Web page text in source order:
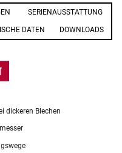
SERIENAUSSTATTUNG
DATEN DOWNLOADS
dickeren Blechen